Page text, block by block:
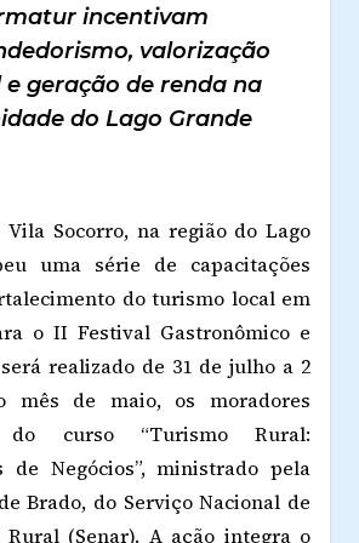
incentivam
valorização
geração de renda na
do Lago Grande
Vila Socorro, na região do Lago
uma série de capacitações
do turismo local em
o II Festival Gastronômico e
realizado de 31 de julho a 2
mês de maio, os moradores
do curso “Turismo Rural:
de Negócios”, ministrado pela
Brado, do Serviço Nacional de
Rural (Senar). A ação integra o